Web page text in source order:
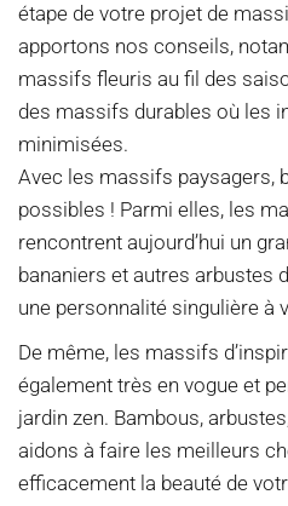
étape de votre projet de
apportons nos conseils,
massifs fleuris au fil des
des massifs durables où les
minimisées.
Avec les massifs paysagers,
possibles ! Parmi elles, les
rencontrent aujourd’hui un
bananiers et autres arbustes
une personnalité singulière à
De même, les massifs
également très en vogue et
jardin zen. Bambous,
aidons à faire les meilleurs
efficacement la beauté de